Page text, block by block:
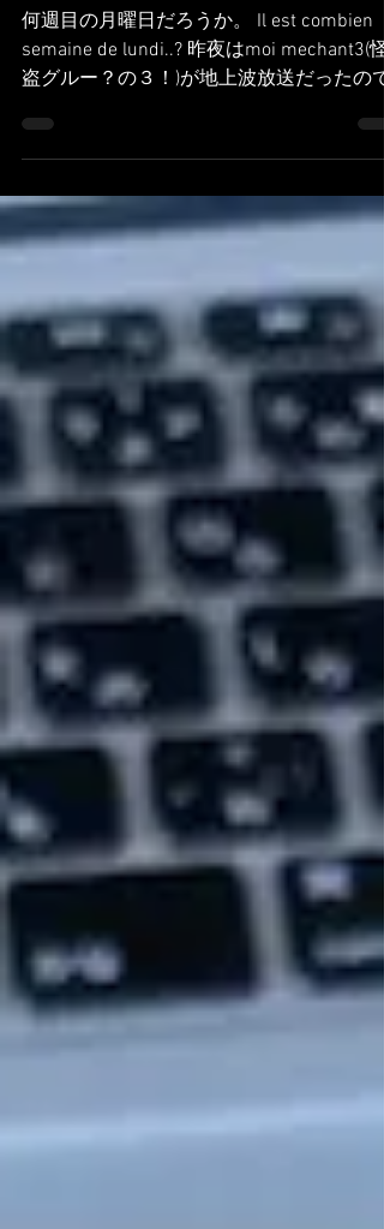
confinement jour21
何週目の月曜日だろうか。 Il est combien
盗グルー？の３！)が地上波放送だったので
見てました！ 多分２を見ていなかったので
しょう・・・...